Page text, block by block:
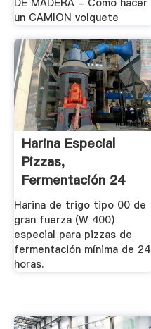
un CAMION volquete
Harina Especial
Pizzas,
Fermentación 24
Horas - 1 .
Harina de trigo tipo 00 de
gran fuerza (W 400)
especial para pizzas de
fermentación mínima de 24
horas.